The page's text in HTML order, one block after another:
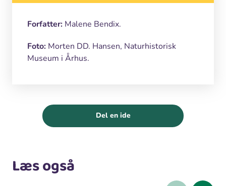
Forfatter: Malene Bendix.
Foto: Morten DD. Hansen, Naturhistorisk
Museum i Århus.
Del en ide
Læs også